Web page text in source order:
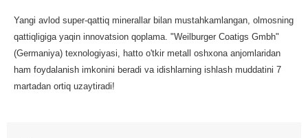
Yangi avlod super-qattiq minerallar bilan mustahkamlangan, olmosning
qattiqligiga yaqin innovatsion qoplama. "Weilburger Coatigs Gmbh"
(Germaniya) texnologiyasi, hatto o'tkir metall oshxona anjomlaridan
ham foydalanish imkonini beradi va idishlarning ishlash muddatini 7
martadan ortiq uzaytiradi!